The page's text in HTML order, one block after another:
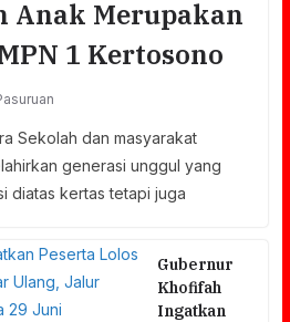
Anak Merupakan
1 Kertosono
Sekolah dan masyarakat
generasi unggul yang
diatas kertas tetapi juga
Gubernur
Khofifah
Ingatkan